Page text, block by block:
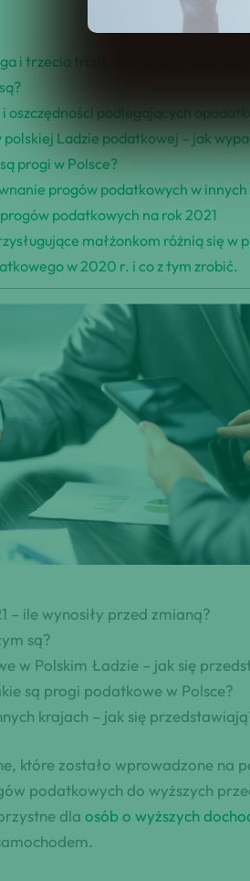
i trzecia transza nowozelandzkiego
oszczędności podlegających
Ladzie podatkowej – jak
progi w Polsce?
progów podatkowych w
podatkowych na rok 2021
małżonkom różnią się w
w 2020 r. i co z tym zrobić.
– ile wynosiły przed zmianą?
są?
w Polskim Ładzie – jak się
są progi podatkowe w Polsce?
krajach – jak się
które zostało wprowadzone na
podatkowych do wyższych
dla osób o wyższych